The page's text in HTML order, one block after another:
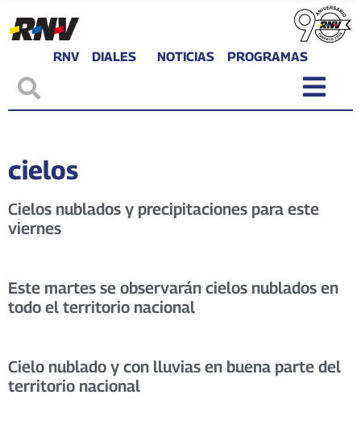
RNV DIALES NOTICIAS PROGRAMAS
cielos
Cielos nublados y precipitaciones para este
viernes
Este martes se observarán cielos nublados en
todo el territorio nacional
Cielo nublado y con lluvias en buena parte del
territorio nacional